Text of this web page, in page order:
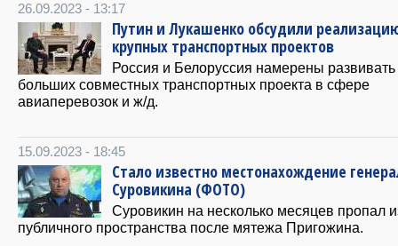
26.09.2023 - 13:17
Путин и Лукашенко обсудили
крупных транспортных проектов
Россия и Белоруссия намерены
больших совместных транспортных проекта в сфере
авиаперевозок и ж/д.
15.09.2023 - 18:45
Стало известно местонахождение
Суровикина (ФОТО)
Суровикин на несколько месяцев пропал
публичного пространства после мятежа Пригожина.